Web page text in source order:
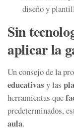
diseño y
Sin
aplicar la
Un consejo de la
educativas y las
herramientas que
predeterminados,
aula.